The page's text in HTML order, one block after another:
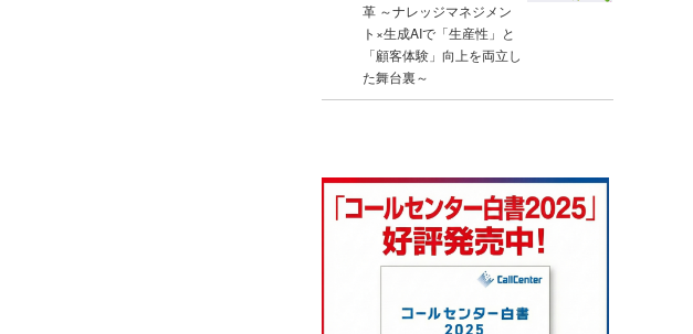
革 ～ナレッジマネジメン
ト×生成AIで「生産性」と
「顧客体験」向上を両立し
た舞台裏～